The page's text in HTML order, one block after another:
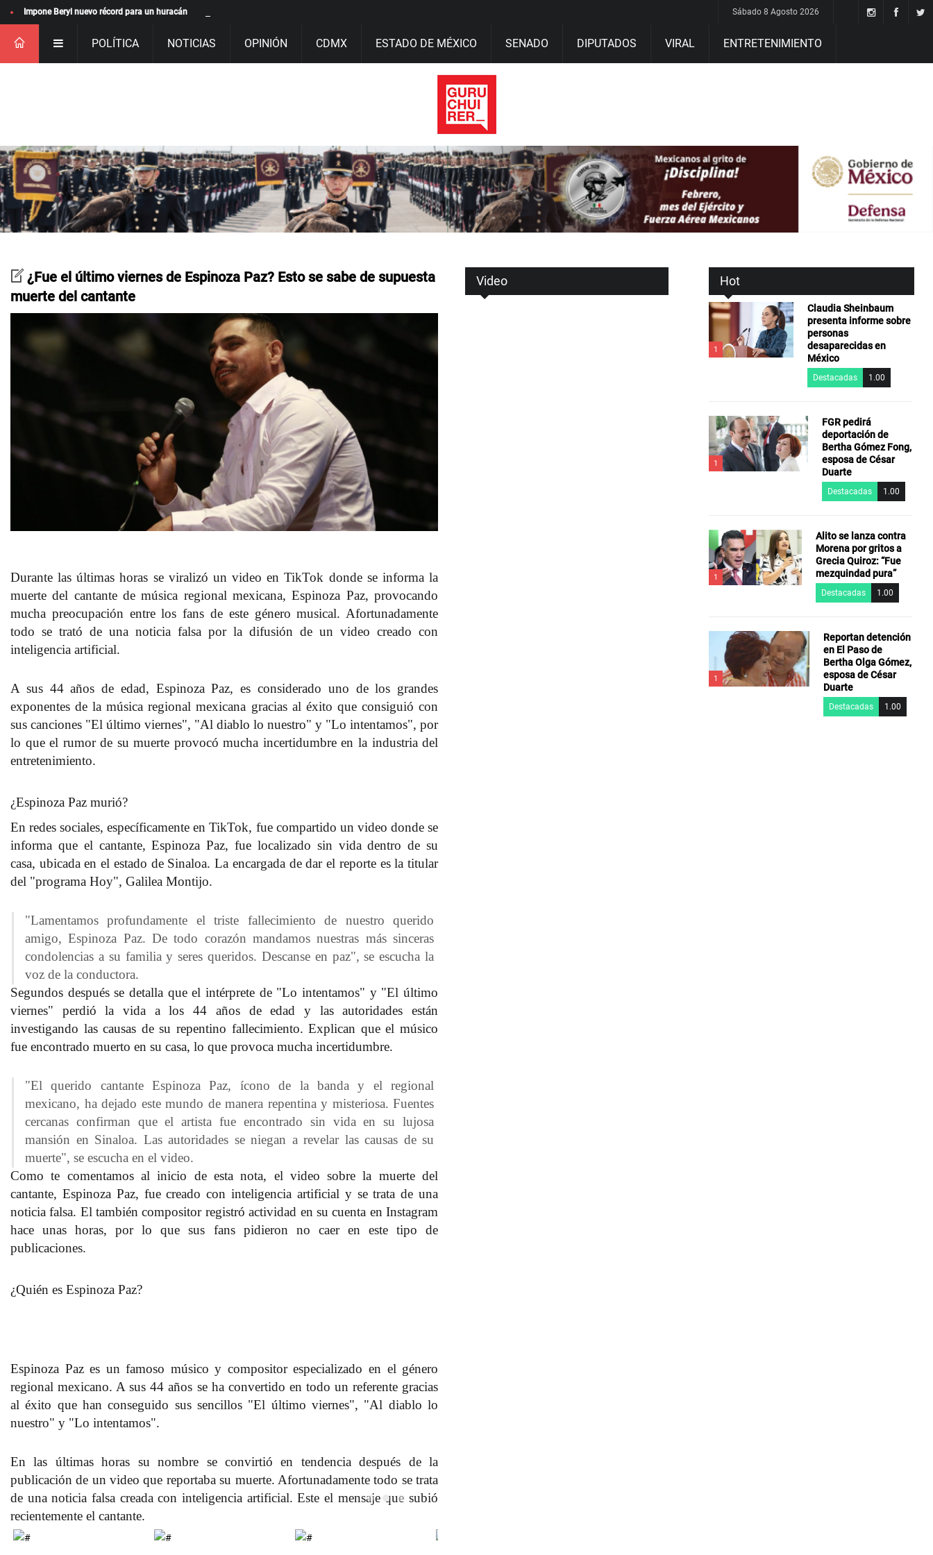
Impone Beryl nuevo récord para un huracán Sábado 8 Agosto 2026
POLÍTICA NOTICIAS OPINIÓN CDMX ESTADO DE MÉXICO SENADO DIPUTADOS VIRAL ENTRETENIMIENTO
¿Fue el último viernes de Espinoza Paz? Esto se sabe de supuesta
muerte del cantante
Durante las últimas horas se viralizó un video en TikTok donde se informa la
muerte del cantante de música regional mexicana,Espinoza Paz, provocando
mucha preocupación entre los fans de este género musical. Afortunadamente
todo se trató de unanoticia falsa por la difusión de un video creado con
inteligencia artificial.
A sus 44 años de edad, Espinoza Paz, es considerado uno de los grandes
exponentes de la música regional mexicana gracias al éxito que consiguió con
sus canciones "El último viernes", "Al diablo lo nuestro" y "Lo intentamos", por
lo que el rumor de su muerte provocó mucha incertidumbre en la industria del
entretenimiento.
¿Espinoza Paz murió?
En redes sociales, específicamente en TikTok, fue compartido un video donde se
informa que el cantante,Espinoza Paz, fue localizado sin vida dentro de su
casa, ubicada en el estado de Sinaloa. La encargada de dar el reporte es la titular
del "programa Hoy", Galilea Montijo.
"Lamentamos profundamente el triste fallecimiento de nuestro querido
amigo, Espinoza Paz. De todo corazón mandamos nuestras más sinceras
condolencias a su familia y seres queridos. Descanse en paz", se escucha la
voz de la conductora.
Segundos después se detalla que el intérprete de"Lo intentamos" y "El último
viernes" perdió la vida a los 44 años de edad y las autoridades están
investigando las causas de su repentino fallecimiento. Explican que el músico
fue encontrado muerto en su casa, lo que provoca mucha incertidumbre.
"El querido cantante Espinoza Paz, ícono de la banda y el regional
mexicano, ha dejado este mundo de manera repentina y misteriosa. Fuentes
cercanas confirman que el artista fue encontrado sin vida en su lujosa
mansión en Sinaloa. Las autoridades se niegan a revelar las causas de su
muerte", se escucha en el video.
Como te comentamos al inicio de esta nota, el video sobre la muerte del
cantante, Espinoza Paz, fue creado con inteligencia artificial y se trata de una
noticia falsa. El también compositor registró actividad en su cuenta en Instagram
hace unas horas, por lo que sus fans pidieron no caer en este tipo de
publicaciones.
¿Quién es Espinoza Paz?
Espinoza Pazes un famoso músico y compositor especializado en el género
regional mexicano. A sus44 años se ha convertido en todo un referente gracias
al éxito que han conseguido sus sencillos "El último viernes", "Al diablo lo
nuestro" y "Lo intentamos".
En las últimas horas su nombre se convirtió en tendenciadespués de la
publicación de un video que reportaba su muerte. Afortunadamente todo se trata
de una noticia falsa creada con inteligencia artificial. Este el mensaje que subió
recientemente el cantante.
Video Hot
1
Claudia Sheinbaum
presenta informe sobre
personas
desaparecidas en
México
Destacadas 1.00
1
FGR pedirá
deportación de
Bertha Gómez Fong,
esposa de César
Duarte
Destacadas 1.00
1
Alito se lanza contra
Morena por gritos a
Grecia Quiroz: “Fue
mezquindad pura”
Destacadas 1.00
1
Reportan detención
en El Paso de
Bertha Olga Gómez,
esposa de César
Duarte
Destacadas 1.00